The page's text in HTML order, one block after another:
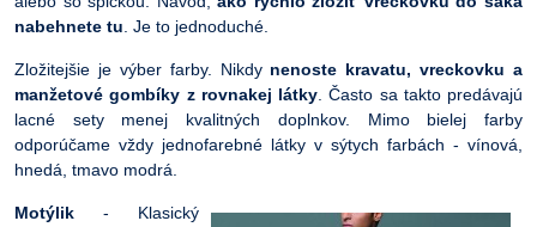
nabehnete tu . Je to jednoduché.
Zložitejšie je výber farby. Nikdy nenoste kravatu, vreckovku a
manžetové gombíky z rovnakej látky . Často sa takto predávajú
lacné sety menej kvalitných doplnkov. Mimo bielej farby
odporúčame vždy jednofarebné látky v sýtych farbách - vínová,
hnedá, tmavo modrá.
Motýlik - Klasický